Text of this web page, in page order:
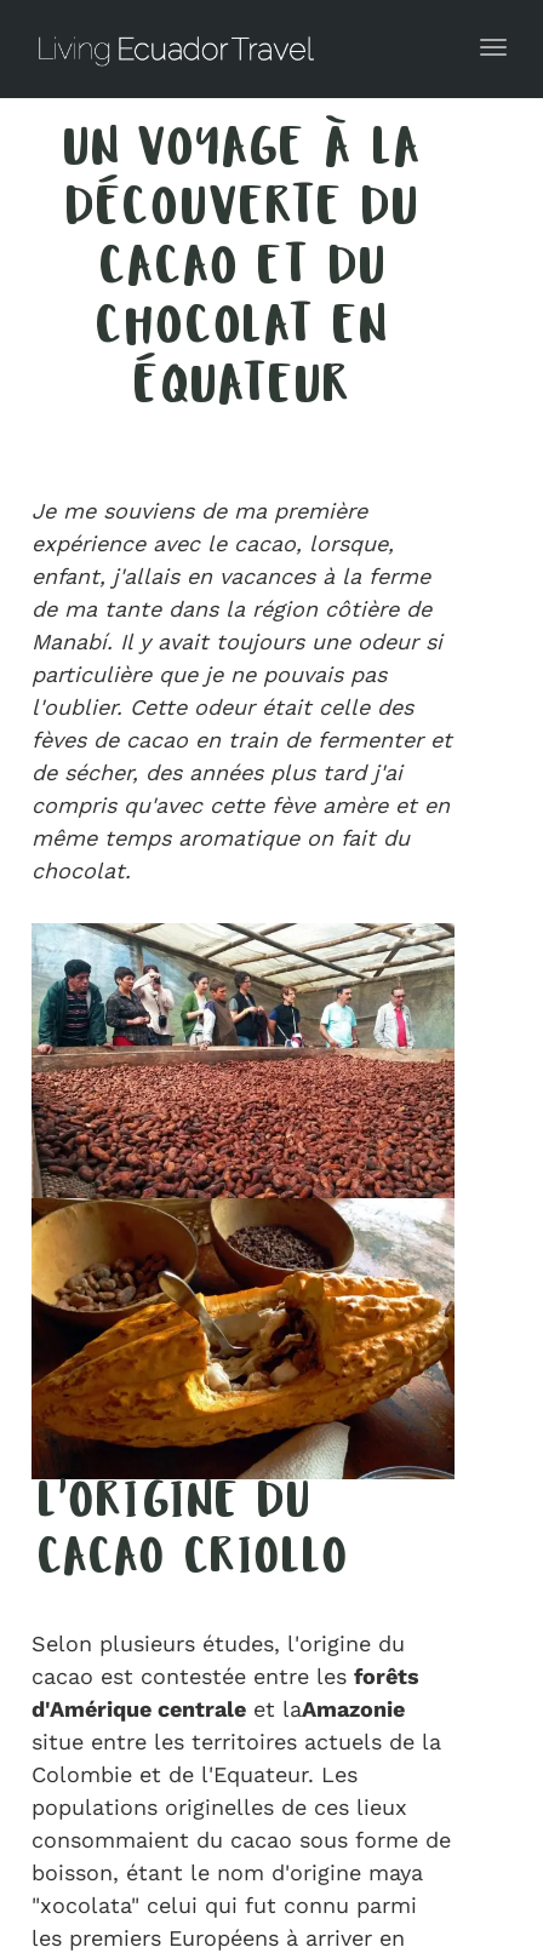
UN VOYAGE À LA
DÉCOUVERTE DU
CACAO ET DU
CHOCOLAT EN
ÉQUATEUR
Je me souviens de ma première
expérience avec le cacao, lorsque,
enfant, j'allais en vacances à la ferme
de ma tante dans la région côtière de
Manabí. Il y avait toujours une odeur si
particulière que je ne pouvais pas
l'oublier. Cette odeur était celle des
fèves de cacao en train de fermenter et
de sécher, des années plus tard j'ai
compris qu'avec cette fève amère et en
même temps aromatique on fait du
chocolat.
L'ORIGINE DU
CACAO CRIOLLO
Selon plusieurs études, l'origine du
cacao est contestée entre lesforêts
d'Amérique centrale et laAmazonie
situe entre les territoires actuels de la
Colombie et de l'Equateur. Les
populations originelles de ces lieux
consommaient du cacao sous forme de
boisson, étant le nom d'origine maya
"xocolata" celui qui fut connu parmi
les premiers Européens à arriver en